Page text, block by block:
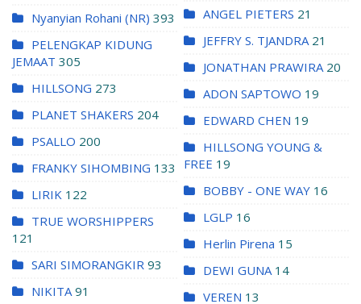
Nyanyian Rohani (NR) 393
PELENGKAP KIDUNG
JEMAAT 305
HILLSONG 273
PLANET SHAKERS 204
PSALLO 200
FRANKY SIHOMBING 133
LIRIK 122
TRUE WORSHIPPERS
121
SARI SIMORANGKIR 93
NIKITA 91
ANGEL PIETERS 21
JEFFRY S. TJANDRA 21
JONATHAN PRAWIRA 20
ADON SAPTOWO 19
EDWARD CHEN 19
HILLSONG YOUNG &
FREE 19
BOBBY - ONE WAY 16
LGLP 16
Herlin Pirena 15
DEWI GUNA 14
VEREN 13